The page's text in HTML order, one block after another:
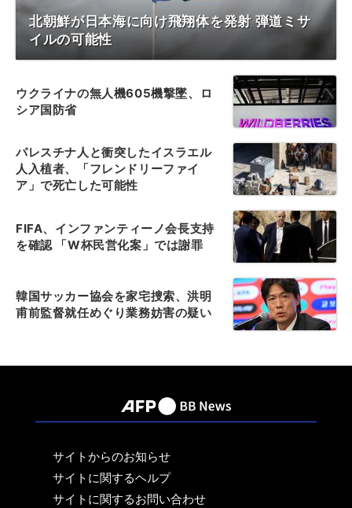
北朝鮮が日本海に向け飛翔体を発射 弾道ミサ
イルの可能性
ウクライナの無人機605機撃墜、ロ
シア国防省
パレスチナ人と衝突したイスラエル
人入植者、「フレンドリーファイ
ア」で死亡した可能性
FIFA、インファンティーノ会長支持
を確認 「W杯民営化案」では謝罪
韓国サッカー協会を家宅捜索、洪明
甫前監督就任めぐり業務妨害の疑い
サイトからのお知らせ
サイトに関するヘルプ
サイトに関するお問い合わせ